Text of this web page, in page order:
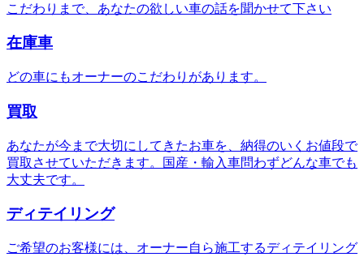
こだわりまで、あなたの欲しい車の話を聞かせて下さい
在庫車
どの車にもオーナーのこだわりがあります。
買取
あなたが今まで大切にしてきたお車を、納得のいくお値段で
買取させていただきます。国産・輸入車問わずどんな車でも
大丈夫です。
ディテイリング
ご希望のお客様には、オーナー自ら施工するディテイリング